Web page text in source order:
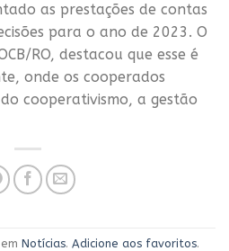
as prestações de contas
para o ano de 2023. O
RO, destacou que esse é
onde os cooperados
cooperativismo, a gestão
Notícias. Adicione aos favoritos.